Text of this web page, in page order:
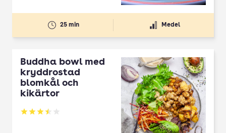
25 min Medel
Buddha bowl med
kryddrostad
blomkål och
kikärtor
Betyg: 3.5 av 5